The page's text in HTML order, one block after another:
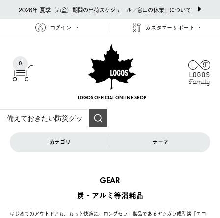
2026年 夏季（お盆）期間の出荷スケジュール／窓口の休業日について
ログイン カスタマーサポート
0
LOGOS OFFICIAL ONLINE SHOP
カテゴリ テーマ
GEAR
炭・アルミ等消耗品
はじめてのアウトドアも、もっと快適に。ロングセラー製品であるヤシガラ成型炭「エコ